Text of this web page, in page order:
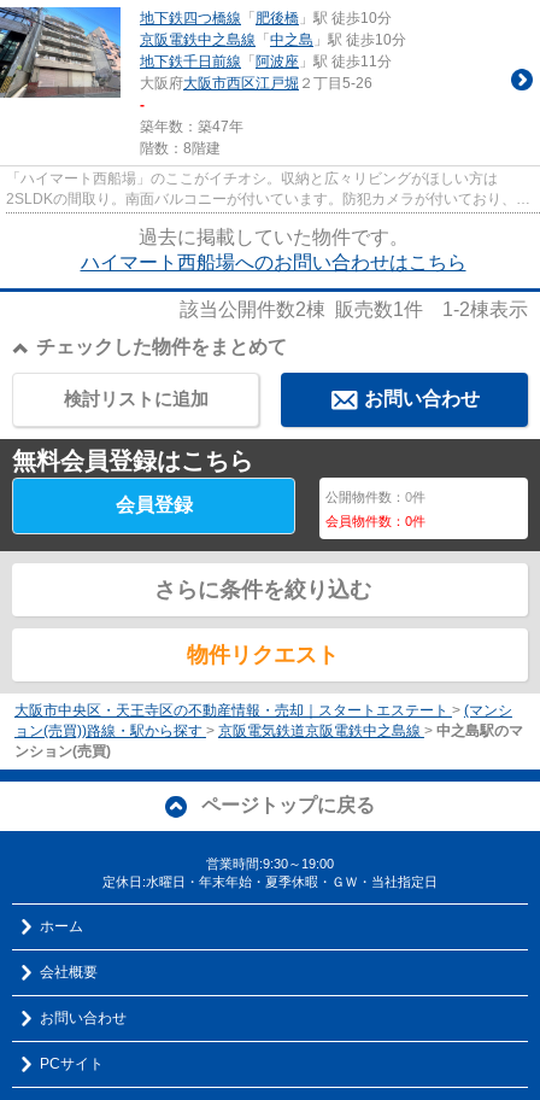
地下鉄四つ橋線 「 肥後橋 」駅 徒歩10分
京阪電鉄中之島線 「 中之島 」駅 徒歩10分
地下鉄千日前線 「 阿波座 」駅 徒歩11分
大阪府大阪市西区江戸堀 ２丁目5-26
-
築年数：築47年
階数：8階建
「ハイマート西船場」のここがイチオシ。収納と広々リビングがほしい方は
2SLDKの間取り。南面バルコニーが付いています。防犯カメラが付いており、安
過去に掲載していた物件です。
ハイマート西船場へのお問い合わせはこちら
該当公開件数2棟 販売数1件 1-2棟表示
チェックした物件をまとめて
お問い合わせ
検討リストに追加
無料会員登録はこちら
会員登録 公開物件数：0件
会員物件数：0件
さらに条件を絞り込む
物件リクエスト
大阪市中央区・天王寺区の不動産情報・売却｜スタートエステート > (マンシ
ョン(売買))路線・駅から探す > 京阪電気鉄道京阪電鉄中之島線 > 中之島駅のマ
ンション(売買)
ページトップに戻る
営業時間:9:30～19:00
定休日:水曜日・年末年始・夏季休暇・ＧＷ・当社指定日
ホーム
会社概要
お問い合わせ
PCサイト